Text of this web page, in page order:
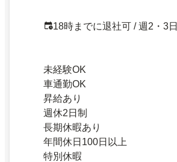
18時までに退社可 / 週2・3
未経験OK
車通勤OK
昇給あり
週休2日制
長期休暇あり
年間休日100日以上
特別休暇